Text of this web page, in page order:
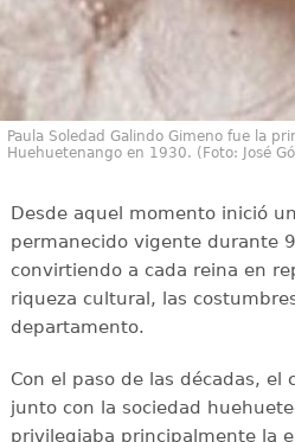
Paula Soledad Galindo Gimeno fue la
Huehuetenango en 1930. (Foto: José
Desde aquel momento inició
permanecido vigente durante
convirtiendo a cada reina en
riqueza cultural, las
departamento.
Con el paso de las décadas, el
junto con la sociedad
privilegiaba principalmente la